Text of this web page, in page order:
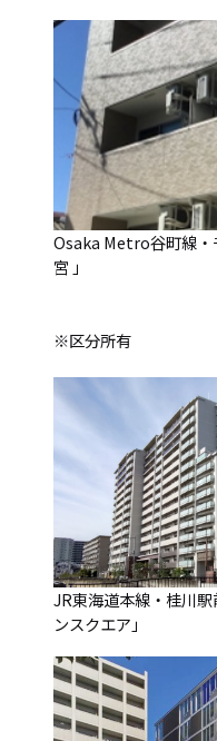
Osaka Metro谷町線・
宮 」
※区分所有
JR東海道本線・桂川
ンスクエア」